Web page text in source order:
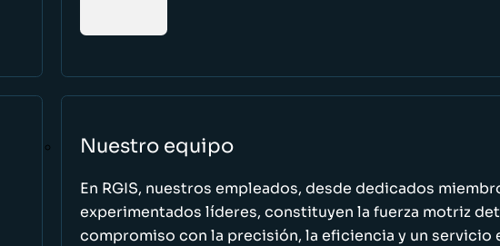
Nuestro equipo
En RGIS, nuestros empleados, desde dedicados
experimentados líderes, constituyen la fuerza motriz
compromiso con la precisión, la eficiencia y un servicio